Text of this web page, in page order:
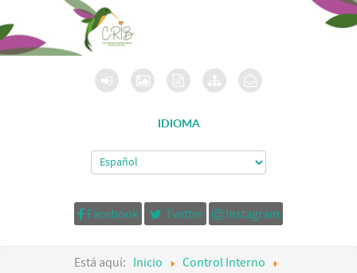
IDIOMA
Facebook Twitter Instagram
Está aquí: Inicio
Control Interno